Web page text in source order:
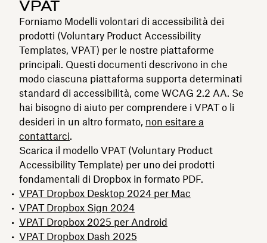
VPAT
Forniamo Modelli volontari di accessibilità dei
prodotti (Voluntary Product Accessibility
Templates, VPAT) per le nostre piattaforme
principali. Questi documenti descrivono in che
modo ciascuna piattaforma supporta determinati
standard di accessibilità, come WCAG 2.2 AA. Se
hai bisogno di aiuto per comprendere i VPAT o li
desideri in un altro formato, non esitare a
contattarci.
Scarica il modello VPAT (Voluntary Product
Accessibility Template) per uno dei prodotti
fondamentali di Dropbox in formato PDF.
VPAT Dropbox Desktop 2024 per Mac
VPAT Dropbox Sign 2024
VPAT Dropbox 2025 per Android
VPAT Dropbox Dash 2025